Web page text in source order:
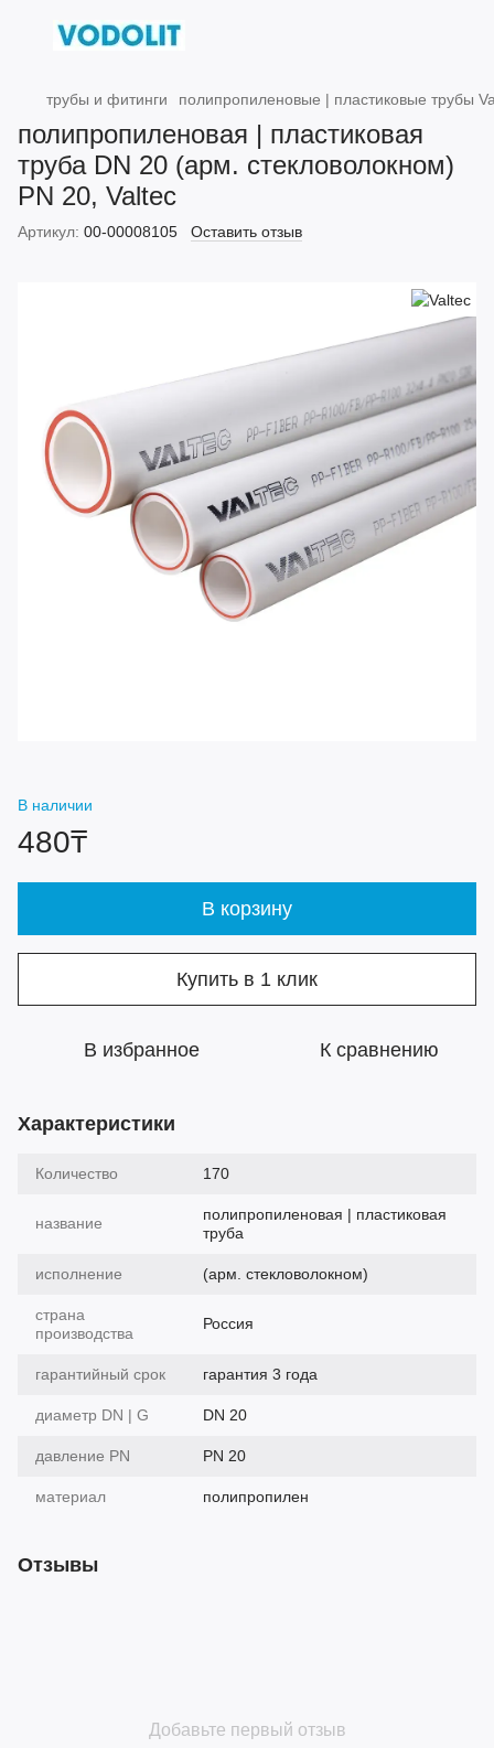
трубы и фитинги полипропиленовые | пластиковые трубы
полипропиленовая | пластиковая
труба DN 20 (арм. стекловолокном)
PN 20, Valtec
Артикул: 00-00008105 Оставить отзыв
В наличии
480₸
В корзину
Купить в 1 клик
В избранное К сравнению
Характеристики
Количество 170
название
полипропиленовая | пластиковая
труба
исполнение (арм. стекловолокном)
страна
производства
Россия
гарантийный срок гарантия 3 года
диаметр DN | G DN 20
давление PN PN 20
материал полипропилен
Отзывы
Добавьте первый отзыв